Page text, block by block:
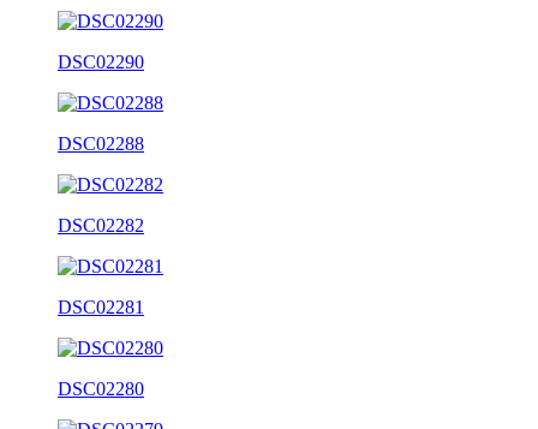
DSC02290
DSC02288
DSC02282
DSC02281
DSC02280